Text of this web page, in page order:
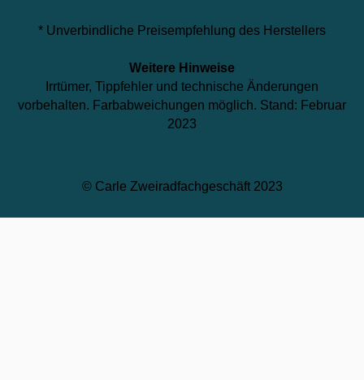
* Unverbindliche Preisempfehlung des Herstellers
Weitere Hinweise
Irrtümer, Tippfehler und technische Änderungen
vorbehalten. Farbabweichungen möglich. Stand: Februar
2023
© Carle Zweiradfachgeschäft 2023